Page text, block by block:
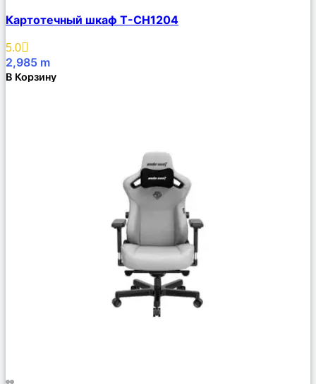
Описание
Избранное
Картотечный шкаф T-CH1204
5.0
2,985 m
В Корзину